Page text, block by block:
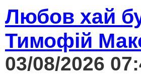
Любов хай
Тимофій
03/08/2026